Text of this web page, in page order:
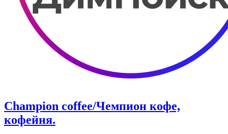
Champion coffee/Чемпион кофе,
кофейня.